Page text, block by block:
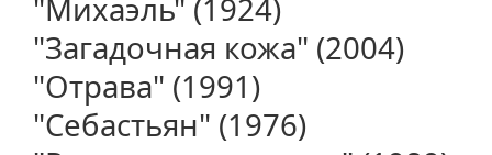
"Михаэль" (1924)
"Загадочная кожа" (2004)
"Отрава" (1991)
"Себастьян" (1976)